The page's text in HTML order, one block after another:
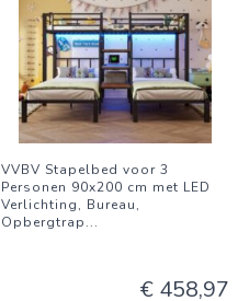
VVBV Stapelbed voor 3
Personen 90x200 cm met LED
Verlichting, Bureau,
Opbergtrap...
€ 458,97